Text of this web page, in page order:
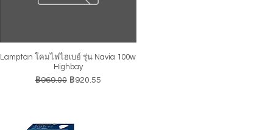
ดูข้อมูลด่วน
Lamptan โคมไฟไฮเบย์ รุ่น Navia 100w
Highbay
ราคาปกติ
฿969.00 ราคาขายลด
฿920.55